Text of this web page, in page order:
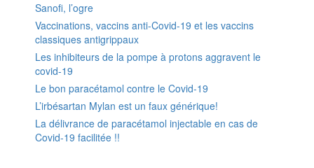
Sanofi, l’ogre
Vaccinations, vaccins anti-Covid-19 et les vaccins
classiques antigrippaux
Les inhibiteurs de la pompe à protons aggravent le
covid-19
Le bon paracétamol contre le Covid-19
L’irbésartan Mylan est un faux générique!
La délivrance de paracétamol injectable en cas de
Covid-19 facilitée !!